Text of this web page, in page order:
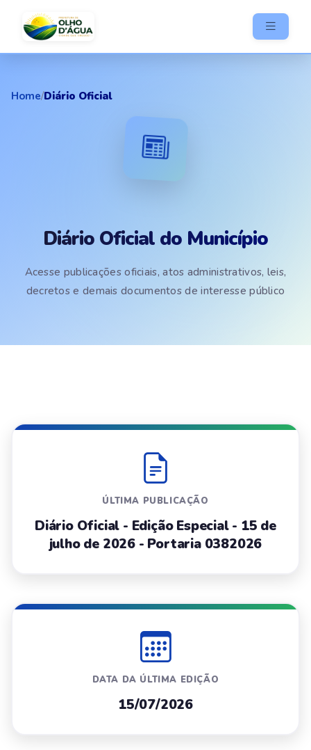
Home/Diário Oficial
Diário Oficial do Município
Acesse publicações oficiais, atos administrativos, leis,
decretos e demais documentos de interesse público
ÚLTIMA PUBLICAÇÃO
Diário Oficial - Edição Especial - 15 de
julho de 2026 - Portaria 0382026
DATA DA ÚLTIMA EDIÇÃO
15/07/2026